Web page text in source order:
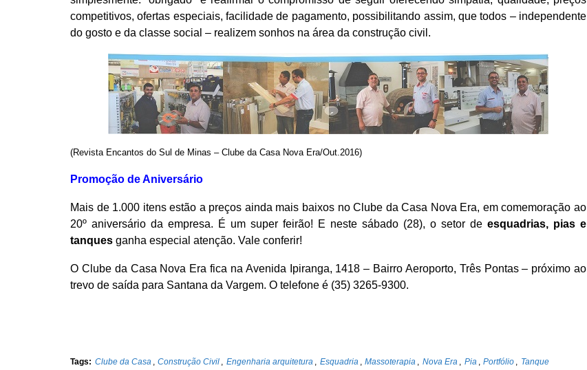
competitivos, ofertas especiais, facilidade de pagamento, possibilitando assim, que todos – independente
do gosto e da classe social – realizem sonhos na área da construção civil.
(Revista Encantos do Sul de Minas – Clube da Casa Nova Era/Out.2016)
Promoção de Aniversário
Mais de 1.000 itens estão a preços ainda mais baixos no Clube da Casa Nova Era, em comemoração ao
20º aniversário da empresa. É um super feirão! E neste sábado (28), o setor de esquadrias, pias e
tanques ganha especial atenção. Vale conferir!
O Clube da Casa Nova Era fica na Avenida Ipiranga, 1418 – Bairro Aeroporto, Três Pontas – próximo ao
trevo de saída para Santana da Vargem. O telefone é (35) 3265-9300.
Tags: Clube da Casa Construção Civil Engenharia arquitetura Esquadria Massoterapia Nova Era Pia Portfólio Tanque